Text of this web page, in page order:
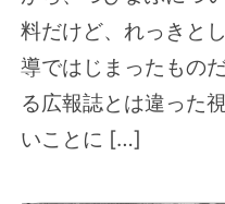
料だけど、れっきと
導ではじまったもの
る広報誌とは違った
いことに […]